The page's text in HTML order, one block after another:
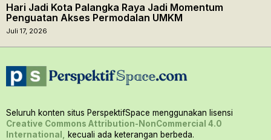
Hari Jadi Kota Palangka Raya Jadi Momentum
Penguatan Akses Permodalan UMKM
Juli 17, 2026
Seluruh konten situs PerspektifSpace menggunakan lisensi
Creative Commons Attribution-NonCommercial 4.0
International,
kecuali ada keterangan berbeda.